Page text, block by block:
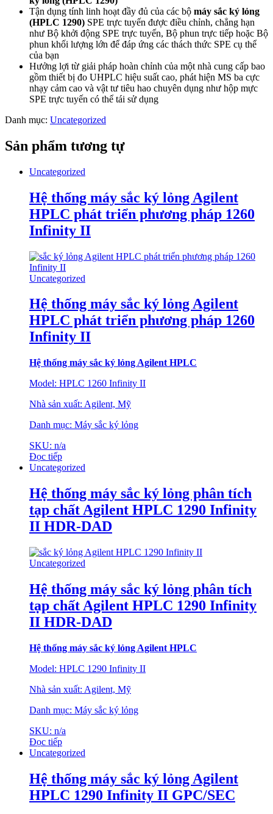
Tận dụng tính linh hoạt đầy đủ của các bộ máy sắc ký lỏng
(HPLC 1290) SPE trực tuyến được điều chỉnh, chẳng hạn
như Bộ khởi động SPE trực tuyến, Bộ phun trực tiếp hoặc Bộ
phun khối lượng lớn để đáp ứng các thách thức SPE cụ thể
của bạn
Hưởng lợi từ giải pháp hoàn chỉnh của một nhà cung cấp bao
gồm thiết bị đo UHPLC hiệu suất cao, phát hiện MS ba cực
nhạy cảm cao và vật tư tiêu hao chuyên dụng như hộp mực
SPE trực tuyến có thể tái sử dụng
Danh mục: Uncategorized
Sản phẩm tương tự
Uncategorized
Hệ thống máy sắc ký lỏng Agilent
HPLC phát triển phương pháp 1260
Infinity II
Uncategorized
Hệ thống máy sắc ký lỏng Agilent
HPLC phát triển phương pháp 1260
Infinity II
Hệ thống máy sắc ký lỏng Agilent HPLC
Model: HPLC 1260 Infinity II
Nhà sản xuất: Agilent, Mỹ
Danh mục: Máy sắc ký lỏng
SKU: n/a
Đọc tiếp
Uncategorized
Hệ thống máy sắc ký lỏng phân tích
tạp chất Agilent HPLC 1290 Infinity
II HDR-DAD
Uncategorized
Hệ thống máy sắc ký lỏng phân tích
tạp chất Agilent HPLC 1290 Infinity
II HDR-DAD
Hệ thống máy sắc ký lỏng Agilent HPLC
Model: HPLC 1290 Infinity II
Nhà sản xuất: Agilent, Mỹ
Danh mục: Máy sắc ký lỏng
SKU: n/a
Đọc tiếp
Uncategorized
Hệ thống máy sắc ký lỏng Agilent
HPLC 1290 Infinity II GPC/SEC